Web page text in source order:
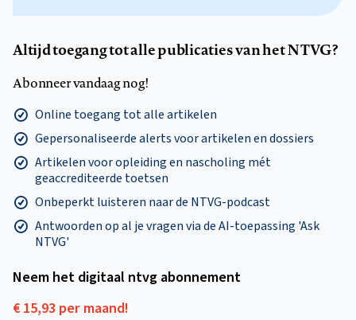
Altijd toegang tot alle publicaties van het NTVG?
Abonneer vandaag nog!
Online toegang tot alle artikelen
Gepersonaliseerde alerts voor artikelen en dossiers
Artikelen voor opleiding en nascholing mét
geaccrediteerde toetsen
Onbeperkt luisteren naar de NTVG-podcast
Antwoorden op al je vragen via de AI-toepassing 'Ask
NTVG'
Neem het digitaal ntvg abonnement
€ 15,93 per maand!